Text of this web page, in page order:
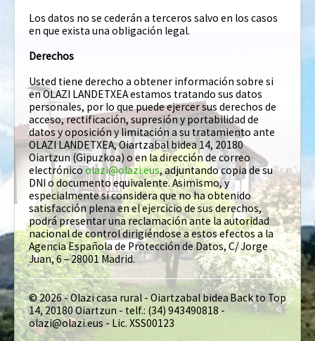
Los datos no se cederán a terceros salvo en los casos
en que exista una obligación legal.
Derechos
Usted tiene derecho a obtener información sobre si
en OLAZI LANDETXEA estamos tratando sus datos
personales, por lo que puede ejercer sus derechos de
acceso, rectificación, supresión y portabilidad de
datos y oposición y limitación a su tratamiento ante
OLAZI LANDETXEA, Oiartzabal bidea 14, 20180
Oiartzun (Gipuzkoa) o en la dirección de correo
electrónicoolazi@olazi.eus, adjuntando copia de su
DNI o documento equivalente. Asimismo, y
especialmente si considera que no ha obtenido
satisfacción plena en el ejercicio de sus derechos,
podrá presentar una reclamación ante la autoridad
nacional de control dirigiéndose a estos efectos a la
Agencia Española de Protección de Datos, C/ Jorge
Juan, 6 – 28001 Madrid.
Back to Top
© 2026 - Olazi casa rural - Oiartzabal bidea
14, 20180 Oiartzun - telf.: (34) 943490818 -
olazi@olazi.eus - Lic. XSS00123